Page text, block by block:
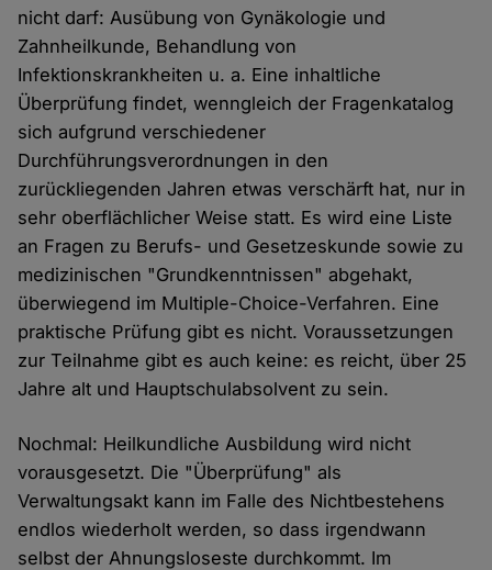
nicht darf: Ausübung von Gynäkologie und
Zahnheilkunde, Behandlung von
Infektionskrankheiten u. a. Eine inhaltliche
Überprüfung findet, wenngleich der Fragenkatalog
sich aufgrund verschiedener
Durchführungsverordnungen in den
zurückliegenden Jahren etwas verschärft hat, nur in
sehr oberflächlicher Weise statt. Es wird eine Liste
an Fragen zu Berufs- und Gesetzeskunde sowie zu
medizinischen "Grundkenntnissen" abgehakt,
überwiegend im Multiple-Choice-Verfahren. Eine
praktische Prüfung gibt es nicht. Voraussetzungen
zur Teilnahme gibt es auch keine: es reicht, über 25
Jahre alt und Hauptschulabsolvent zu sein.
Nochmal: Heilkundliche Ausbildung wird nicht
vorausgesetzt. Die "Überprüfung" als
Verwaltungsakt kann im Falle des Nichtbestehens
endlos wiederholt werden, so dass irgendwann
selbst der Ahnungsloseste durchkommt. Im